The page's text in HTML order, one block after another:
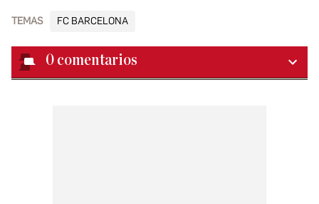
TEMAS FC BARCELONA
0 comentarios